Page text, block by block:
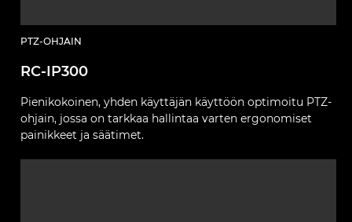
PTZ-OHJAIN
RC-IP300
Pienikokoinen, yhden käyttäjän käyttöön optimoitu PTZ-
ohjain, jossa on tarkkaa hallintaa varten ergonomiset
painikkeet ja säätimet.